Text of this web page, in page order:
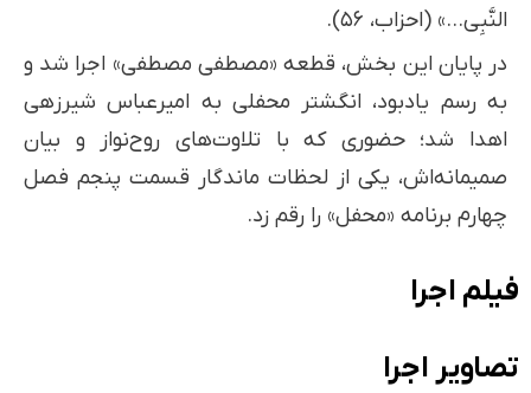
النَّبِي…» (احزاب، ۵۶).
در پایان این بخش، قطعه «مصطفی مصطفی» اجرا شد و
به رسم یادبود، انگشتر محفلی به امیرعباس شیرزهی
اهدا شد؛ حضوری که با تلاوت‌های روح‌نواز و بیان
صمیمانه‌اش، یکی از لحظات ماندگار قسمت پنجم فصل
چهارم برنامه «محفل» را رقم زد.
فیلم اجرا
تصاویر اجرا